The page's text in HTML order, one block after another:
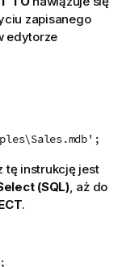
zapisanego
edytorze
tę instrukcję jest
(SQL), aż do
.